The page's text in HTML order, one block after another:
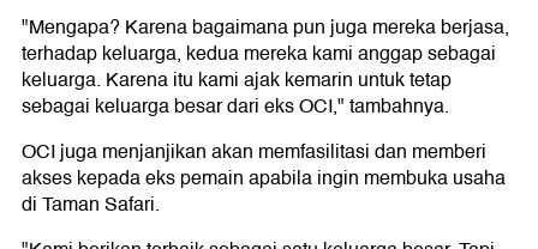
"Mengapa? Karena bagaimana pun juga mereka berjasa,
terhadap keluarga, kedua mereka kami anggap sebagai
keluarga. Karena itu kami ajak kemarin untuk tetap
sebagai keluarga besar dari eks OCI," tambahnya.
OCI juga menjanjikan akan memfasilitasi dan memberi
akses kepada eks pemain apabila ingin membuka usaha
di Taman Safari.